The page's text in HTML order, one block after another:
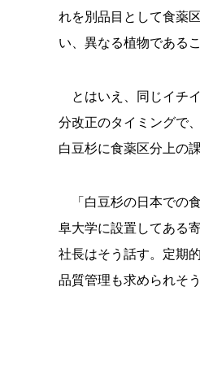
れを別品目として食薬
い、異なる植物である
とはいえ、同じイチ
分改正のタイミングで
白豆杉に食薬区分上の
「白豆杉の日本での
阜大学に設置してある
社長はそう話す。定期
品質管理も求められそう